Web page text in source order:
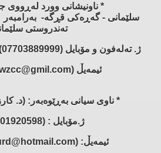
* ناونیشانی وورد لەڕووی
سلێمانی - گەڕەكی قڕگە- بەرامبەر
تەندروستی
ژ. تەلەفون و مۆبایل (07703889999) & (07500388999)
ئیمەیڵ (zhianawzcc@gmil.com)
* ناوی سیانی بەڕێوەبەر: (د.
ژ.مۆبایل : (07701920598 )
ئیمەیڵ: (karzanmurd@hotmail.com )